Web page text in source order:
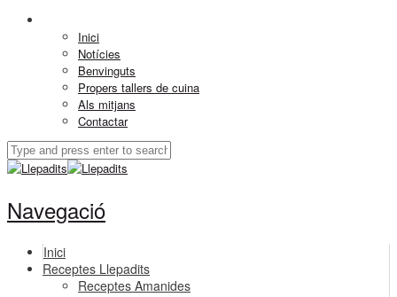
Inici
Notícies
Benvinguts
Propers tallers de cuina
Als mitjans
Contactar
Navegació
Inici
Receptes Llepadits
Receptes Amanides